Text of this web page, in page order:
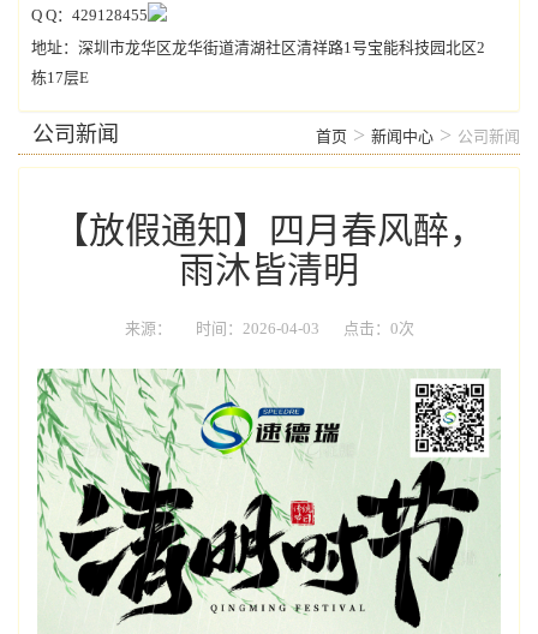
Q Q：429128455
地址：深圳市龙华区龙华街道清湖社区清祥路1号宝能科技园北区2
栋17层E
公司新闻 首页 > 新闻中心 > 公司新闻
【放假通知】四月春风醉，
雨沐皆清明
来源： 时间：2026-04-03 点击：0次